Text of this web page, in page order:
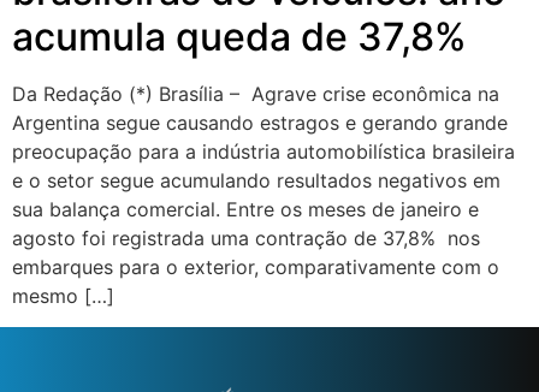
acumula queda de 37,8%
Da Redação (*) Brasília – Agrave crise econômica na
Argentina segue causando estragos e gerando grande
preocupação para a indústria automobilística brasileira
e o setor segue acumulando resultados negativos em
sua balança comercial. Entre os meses de janeiro e
agosto foi registrada uma contração de 37,8% nos
embarques para o exterior, comparativamente com o
mesmo […]